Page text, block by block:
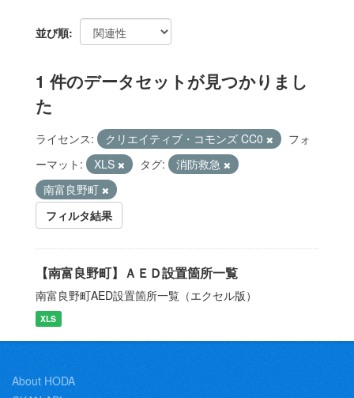
並び順
1 件のデータセットが見つかりまし
た
ライセンス: クリエイティブ・コモンズ CC0
フォ
ーマット:
XLS タグ:
消防救急
南富良野町
フィルタ結果
【南富良野町】ＡＥＤ設置箇所一覧
南富良野町AED設置箇所一覧（エクセル版）
XLS
About HODA